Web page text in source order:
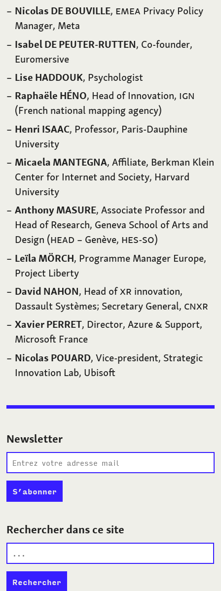
Nicolas DE BOUVILLE, EMEA Privacy Policy
Manager, Meta
Isabel DE PEUTER-RUTTEN, Co-founder,
Euromersive
Lise HADDOUK, Psychologist
Raphaële HÉNO, Head of Innovation, IGN
(French national mapping agency)
Henri ISAAC, Professor, Paris-Dauphine
University
Micaela MANTEGNA, Affiliate, Berkman Klein
Center for Internet and Society, Harvard
University
Anthony MASURE, Associate Professor and
Head of Research, Geneva School of Arts and
Design (HEAD – Genève, HES-SO)
Leïla MÖRCH, Programme Manager Europe,
Project Liberty
David NAHON, Head ofXR innovation,
Dassault Systèmes; Secretary General, CNXR
Xavier PERRET, Director, Azure & Support,
Microsoft France
Nicolas POUARD, Vice-president, Strategic
Innovation Lab, Ubisoft
Newsletter
Rechercher dans ce site